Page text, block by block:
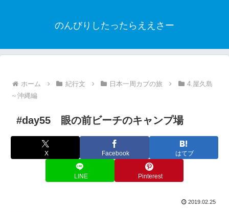
のんびりしたったらええさー
ホーム 紀行文 日本一周カブの旅
4.屋久島
～沖縄編
#day55 眼の前ビーチのキャンプ場
X Facebook はてブ
LINE Pinterest
2019.02.25